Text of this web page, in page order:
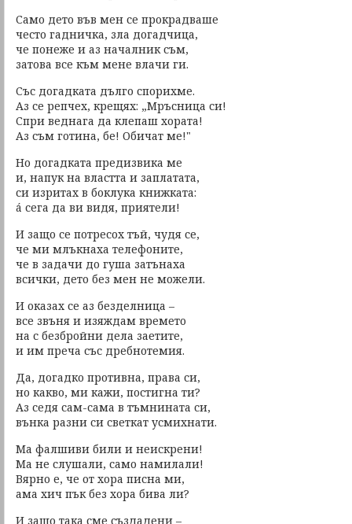
Само дето във мен се прокрадваше
често гадничка, зла догадчица,
че понеже и аз началник съм,
затова все към мене влачи ги.
Със догадката дълго спорихме.
Аз се репчех, крещях: „Мръсница си!
Спри веднага да клепаш хората!
Аз съм готина, бе! Обичат ме!"
Но догадката предизвика ме
и, напук на властта и заплатата,
си изритах в боклука книжката:
á сега да ви видя, приятели!
И защо се потресох тъй, чудя се,
че ми млъкнаха телефоните,
че в задачи до гуша затънаха
всички, дето без мен не можели.
И оказах се аз безделница –
все звъня и изяждам времето
на с безбройни дела заетите,
и им преча със дребнотемия.
Да, догадко противна, права си,
но какво, ми кажи, постигна ти?
Аз седя сам-сама в тъмнината си,
вънка разни си светкат усмихнати.
Ма фалшиви били и неискрени!
Ма не слушали, само намилали!
Вярно е, че от хора писна ми,
ама хич пък без хора бива ли?
И защо така сме създадени –